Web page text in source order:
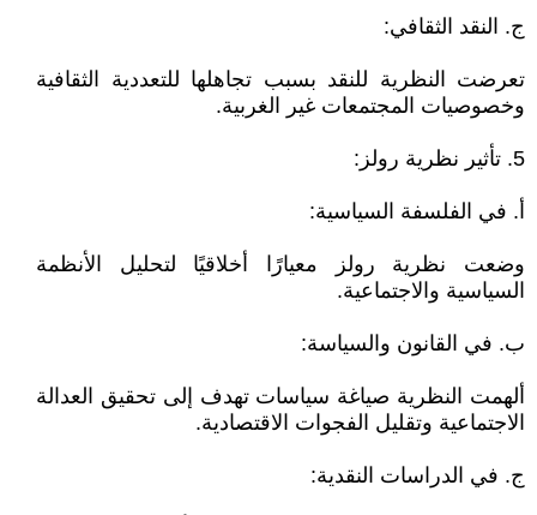
ج. النقد الثقافي:
تعرضت النظرية للنقد بسبب تجاهلها للتعددية الثقافية
وخصوصيات المجتمعات غير الغربية.
5. تأثير نظرية رولز:
أ. في الفلسفة السياسية:
وضعت نظرية رولز معيارًا أخلاقيًا لتحليل الأنظمة
السياسية والاجتماعية.
ب. في القانون والسياسة:
ألهمت النظرية صياغة سياسات تهدف إلى تحقيق العدالة
الاجتماعية وتقليل الفجوات الاقتصادية.
ج. في الدراسات النقدية: